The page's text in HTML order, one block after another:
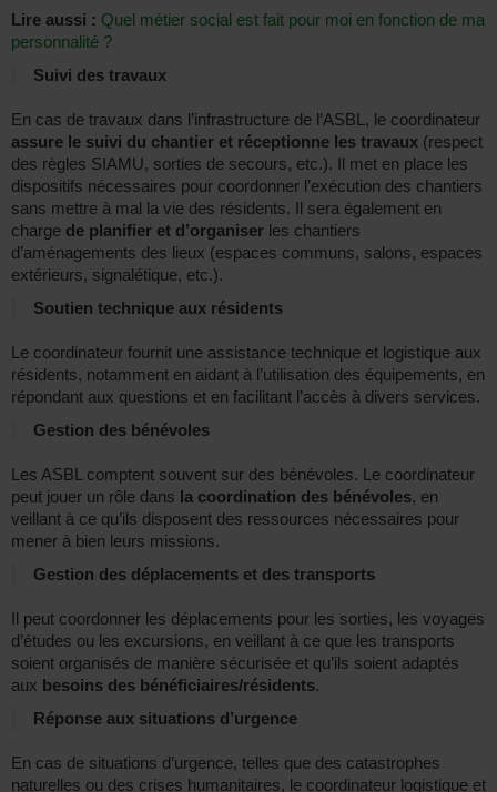
Lire aussi : Quel métier social est fait pour moi en fonction de ma
personnalité ?
Suivi des travaux
En cas de travaux dans l’infrastructure de l’ASBL, le coordinateur
assure le suivi du chantier et réceptionne les travaux (respect
des règles SIAMU, sorties de secours, etc.). Il met en place les
dispositifs nécessaires pour coordonner l’exécution des chantiers
sans mettre à mal la vie des résidents. Il sera également en
charge de planifier et d’organiser les chantiers
d’aménagements des lieux (espaces communs, salons, espaces
extérieurs, signalétique, etc.).
Soutien technique aux résidents
Le coordinateur fournit une assistance technique et logistique aux
résidents, notamment en aidant à l’utilisation des équipements, en
répondant aux questions et en facilitant l’accès à divers services.
Gestion des bénévoles
Les ASBL comptent souvent sur des bénévoles. Le coordinateur
peut jouer un rôle dans la coordination des bénévoles, en
veillant à ce qu’ils disposent des ressources nécessaires pour
mener à bien leurs missions.
Gestion des déplacements et des transports
Il peut coordonner les déplacements pour les sorties, les voyages
d’études ou les excursions, en veillant à ce que les transports
soient organisés de manière sécurisée et qu’ils soient adaptés
aux besoins des bénéficiaires/résidents.
Réponse aux situations d’urgence
En cas de situations d’urgence, telles que des catastrophes
naturelles ou des crises humanitaires, le coordinateur logistique et